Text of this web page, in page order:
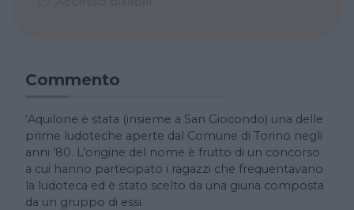
Commento
‘Aquilone è stata (insieme a San Giocondo) una delle
prime ludoteche aperte dal Comune di Torino negli
anni ’80. L’origine del nome è frutto di un concorso
a cui hanno partecipato i ragazzi che frequentavano
la ludoteca ed è stato scelto da una giuria composta
da un gruppo di essi.